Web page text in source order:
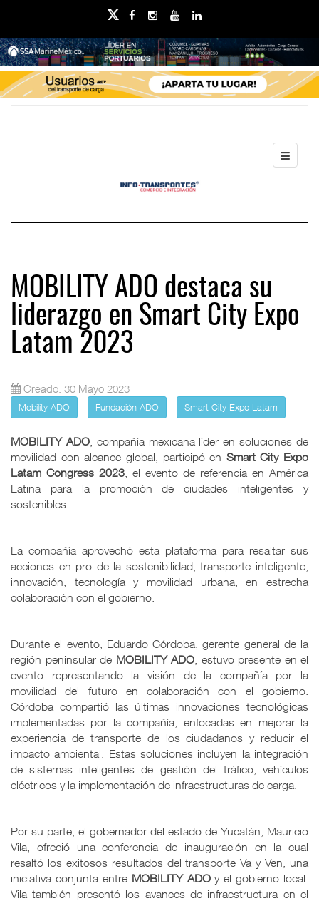
MOBILITY ADO destaca su
liderazgo en Smart City Expo
Latam 2023
Creado: 30 Mayo 2023
Mobility ADO Fundación ADO Smart City Expo Latam
MOBILITY ADO, compañía mexicana líder en soluciones de
movilidad con alcance global, participó en Smart City Expo
Latam Congress 2023 , el evento de referencia en América
Latina para la promoción de ciudades inteligentes y
sostenibles.
La compañía aprovechó esta plataforma para resaltar sus
acciones en pro de la sostenibilidad, transporte inteligente,
innovación, tecnología y movilidad urbana, en estrecha
colaboración con el gobierno.
Durante el evento, Eduardo Córdoba, gerente general de la
región peninsular de MOBILITY ADO , estuvo presente en el
evento representando la visión de la compañía por la
movilidad del futuro en colaboración con el gobierno.
Córdoba compartió las últimas innovaciones tecnológicas
implementadas por la compañía, enfocadas en mejorar la
experiencia de transporte de los ciudadanos y reducir el
impacto ambiental. Estas soluciones incluyen la integración
de sistemas inteligentes de gestión del tráfico, vehículos
eléctricos y la implementación de infraestructuras de carga.
Por su parte, el gobernador del estado de Yucatán, Mauricio
Vila, ofreció una conferencia de inauguración en la cual
resaltó los exitosos resultados del transporte Va y Ven, una
iniciativa conjunta entre MOBILITY ADOy el gobierno local.
Vila también presentó los avances de infraestructura en el